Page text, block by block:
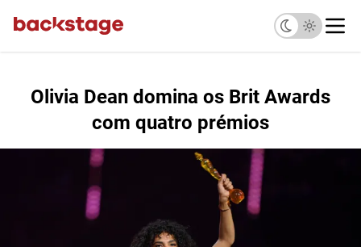
Olivia Dean domina os Brit Awards
com quatro prémios